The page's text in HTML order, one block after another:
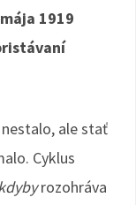
k
1919
ale stať
Cyklus
rozohráva